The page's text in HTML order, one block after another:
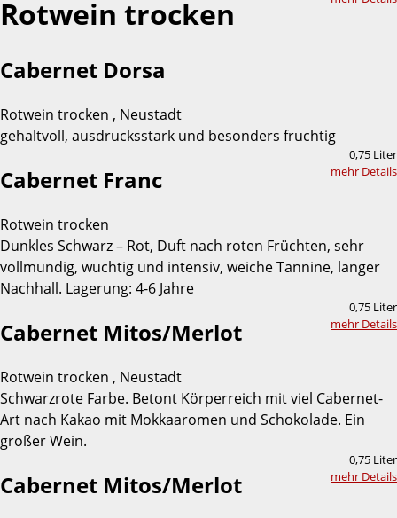
Rotwein trocken
Cabernet Dorsa
Rotwein trocken , Neustadt
gehaltvoll, ausdrucksstark und besonders fruchtig
0,75 Liter
mehr Details
Cabernet Franc
Rotwein trocken
Dunkles Schwarz – Rot, Duft nach roten Früchten, sehr
vollmundig, wuchtig und intensiv, weiche Tannine, langer
Nachhall. Lagerung: 4-6 Jahre
0,75 Liter
mehr Details
Cabernet Mitos/Merlot
Rotwein trocken , Neustadt
Schwarzrote Farbe. Betont Körperreich mit viel Cabernet-
Art nach Kakao mit Mokkaaromen und Schokolade. Ein
großer Wein.
0,75 Liter
mehr Details
Cabernet Mitos/Merlot